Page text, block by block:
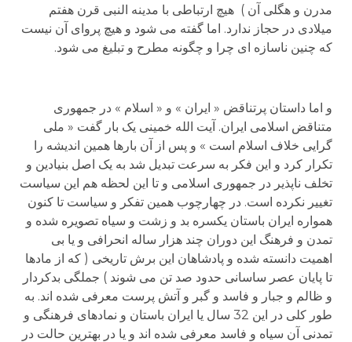
مدرن و هگلی آن ) هیچ ارتباطی با مدینه النبی قرن هفتم
میلادی در حجاز ندارد. اما گفته می شود و هیچ پروای آن نیست
که چنین ناسازه ای چرا و چگونه مطرح و تبلیغ می شود.
و اما داستان پرتناقض « ایران » و « اسلام » در جمهوری
متناقض اسلامی ایران. آیت الله خمینی یک بار گفت « ملی
گرایی خلاف اسلام است » و پس از آن بارها همین اندیشه را
تکرار کرد و این فکر به سرعت تبدیل شد به یک اصل بنیادین و
تخلف ناپذیر در جمهوری اسلامی و تا این لحظه هم این سیاست
تغییر نکرده است. در چهارچوب همین تفکر و سیاست تا کنون
همواره ایران باستان یکسره بد و زشت و سیاه تصویره شده و
تمدن و فرهنگ این دوران چند هزار ساله انحرافی و یا بی
اهمیت دانسته شده و پادشاهان این برش تاریخی ( که از مادها
تا پایان عصر ساسانی حدود صد تن می شوند ) جملگی بدکردار
و ظالم و جبار و فاسد و گبر و آتش پرست معرفی شده اند. به
طور کلی در این 32 سال یا ایران باستان و نمادهای فرهنگی و
تمدنی آن سیاه و فاسد معرفی شده اند و یا در بهترین حالت در